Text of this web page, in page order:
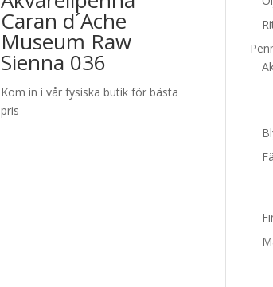
Caran d´Ache
Museum Raw
Sienna 036
Kom in i vår fysiska butik för bästa
pris